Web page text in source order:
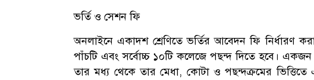
ভর্তি ও সেশন ফি
অনলাইনে একাদশ শ্রেণিতে ভর্তির আবেদন ফি নির্ধারণ
পাঁচটি এবং সর্বোচ্চ ১০টি কলেজে পছন্দ দিতে হবে।
তার মধ্য থেকে তার মেধা, কোটা ও পছন্দক্রমের ভিত্তিতে